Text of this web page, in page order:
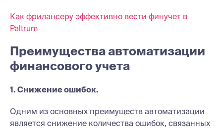
Как фрилансеру эффективно вести финучет в
Paltrum
Преимущества автоматизации
финансового учета
1. Снижение ошибок.
Одним из основных преимуществ автоматизации
является снижение количества ошибок, связанных